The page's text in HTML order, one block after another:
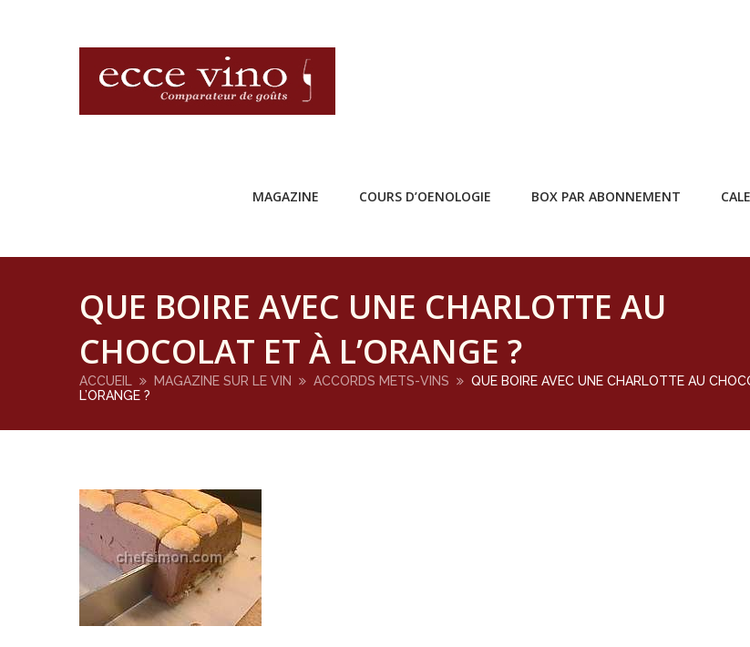
MAGAZINE COURS D’OENOLOGIE BOX PAR ABONNEMENT
QUE BOIRE AVEC UNE CHARLOTTE AU
CHOCOLAT ET À L’ORANGE ?
ACCUEIL MAGAZINE SUR LE VIN ACCORDS METS-VINS
QUE BOIRE AVEC UNE CHARLOTTE AU
L’ORANGE ?